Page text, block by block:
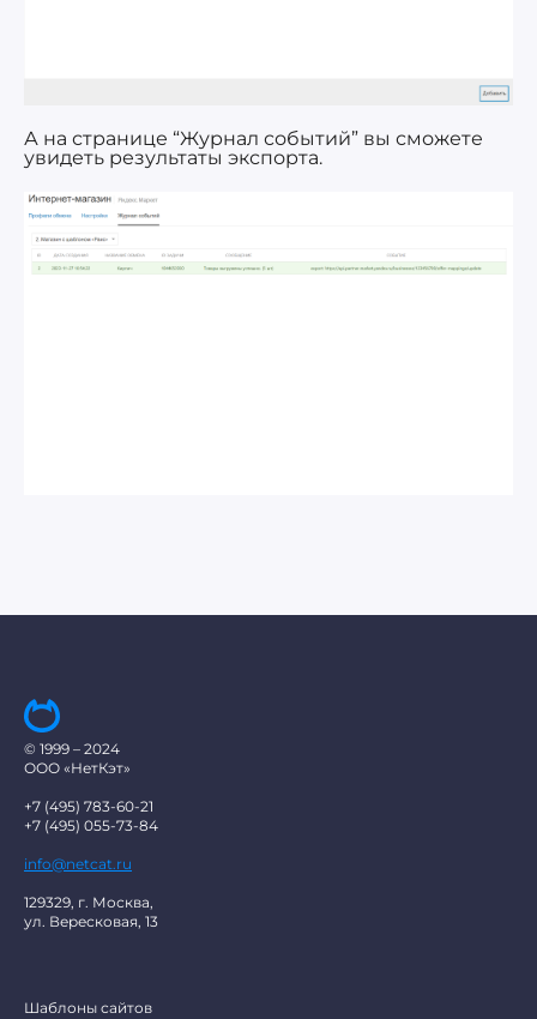
А на странице “Журнал событий” вы сможете
увидеть результаты экспорта.
© 1999 – 2024
ООО «НетКэт»
+7 (495) 783-60-21
+7 (495) 055-73-84
info@netcat.ru
129329, г. Москва,
ул. Вересковая, 13
Шаблоны сайтов